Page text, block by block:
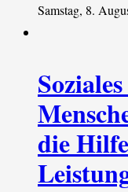
Samstag, 8.
die